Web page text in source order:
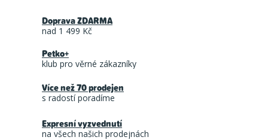
Doprava ZDARMA
nad 1 499 Kč
Petko+
klub pro věrné zákazníky
Více než 70 prodejen
s radostí poradíme
Expresní vyzvednutí
na všech našich prodejnách